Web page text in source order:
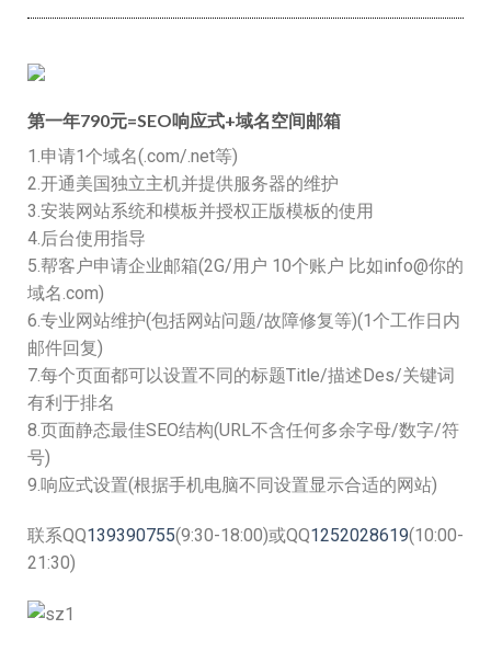
第一年790元=SEO响应式+域名空间邮箱
1.申请1个域名(.com/.net等)
2.开通美国独立主机并提供服务器的维护
3.安装网站系统和模板并授权正版模板的使用
4.后台使用指导
5.帮客户申请企业邮箱(2G/用户 10个账户 比如info@你的
域名.com)
6.专业网站维护(包括网站问题/故障修复等)(1个工作日内
邮件回复)
7.每个页面都可以设置不同的标题Title/描述Des/关键词
有利于排名
8.页面静态最佳SEO结构(URL不含任何多余字母/数字/符
号)
9.响应式设置(根据手机电脑不同设置显示合适的网站)
联系QQ139390755(9:30-18:00)或QQ1252028619(10:00-
21:30)